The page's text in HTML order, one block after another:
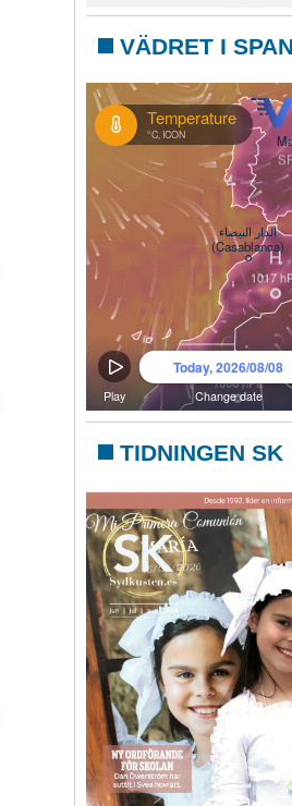
VÄDRET I
TIDNINGEN SK